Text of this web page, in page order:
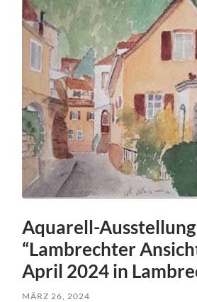
Aquarell-Ausstellung
“Lambrechter
April 2024 in
MÄRZ 26, 2024